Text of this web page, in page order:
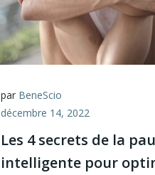
par BeneScio
décembre 14, 2022
Les 4 secrets de la
intelligente pour